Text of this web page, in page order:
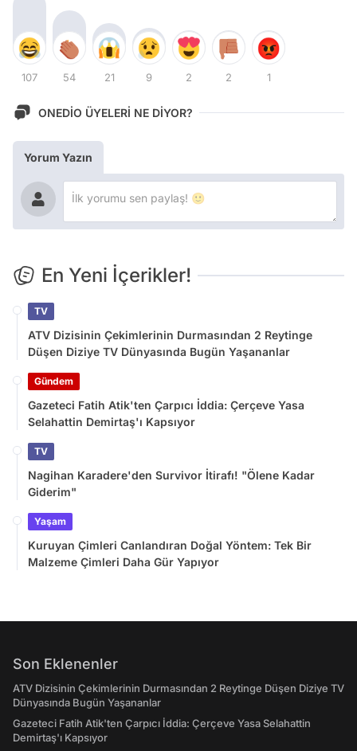
107 54 21 9 2 2 1
ONEDİO ÜYELERİ NE DİYOR?
Yorum Yazın
En Yeni İçerikler!
TV
ATV Dizisinin Çekimlerinin Durmasından 2 Reytinge
Düşen Diziye TV Dünyasında Bugün Yaşananlar
Gündem
Gazeteci Fatih Atik'ten Çarpıcı İddia: Çerçeve Yasa
Selahattin Demirtaş'ı Kapsıyor
TV
Nagihan Karadere'den Survivor İtirafı! "Ölene Kadar
Giderim"
Yaşam
Kuruyan Çimleri Canlandıran Doğal Yöntem: Tek Bir
Malzeme Çimleri Daha Gür Yapıyor
Son Eklenenler
ATV Dizisinin Çekimlerinin Durmasından 2 Reytinge Düşen Diziye TV
Dünyasında Bugün Yaşananlar
Gazeteci Fatih Atik'ten Çarpıcı İddia: Çerçeve Yasa Selahattin
Demirtaş'ı Kapsıyor